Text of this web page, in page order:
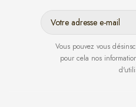
Vous pouvez vous
pour cela nos